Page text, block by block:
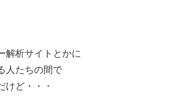
解析サイトとかに
人たちの間で
けど・・・